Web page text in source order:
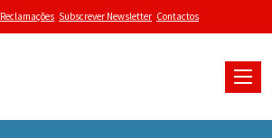
Reclamações Subscrever Newsletter Contactos
Toggle